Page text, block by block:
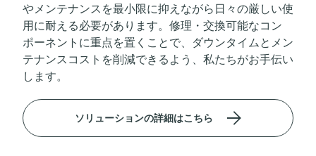
やメンテナンスを最小限に抑えながら日々の厳しい使
用に耐える必要があります。修理・交換可能なコン
ポーネントに重点を置くことで、ダウンタイムとメン
テナンスコストを削減できるよう、私たちがお手伝い
します。
ソリューションの詳細はこちら